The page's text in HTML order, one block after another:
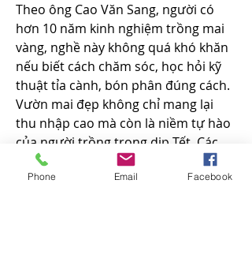
Theo ông Cao Văn Sang, người có
hơn 10 năm kinh nghiệm trồng mai
vàng, nghề này không quá khó khăn
nếu biết cách chăm sóc, học hỏi kỹ
thuật tỉa cành, bón phân đúng cách.
Vườn mai đẹp không chỉ mang lại
thu nhập cao mà còn là niềm tự hào
của người trồng trong dịp Tết. Các
bạn có thể tìm hiểu thêm
Phôi mai
vàng là gì? Phôi mai vàng sống được
Phone Email Facebook